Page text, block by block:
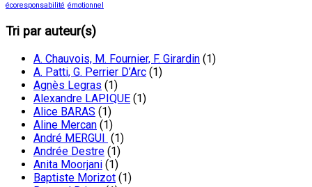
écoresponsabilité émotionnel
Tri par auteur(s)
A. Chauvois, M. Fournier, F. Girardin (1)
A. Patti, G. Perrier D’Arc (1)
Agnès Legras (1)
Alexandre LAPIQUE (1)
Alice BARAS (1)
Aline Mercan (1)
André MERGUI (1)
Andrée Destre (1)
Anita Moorjani (1)
Baptiste Morizot (1)